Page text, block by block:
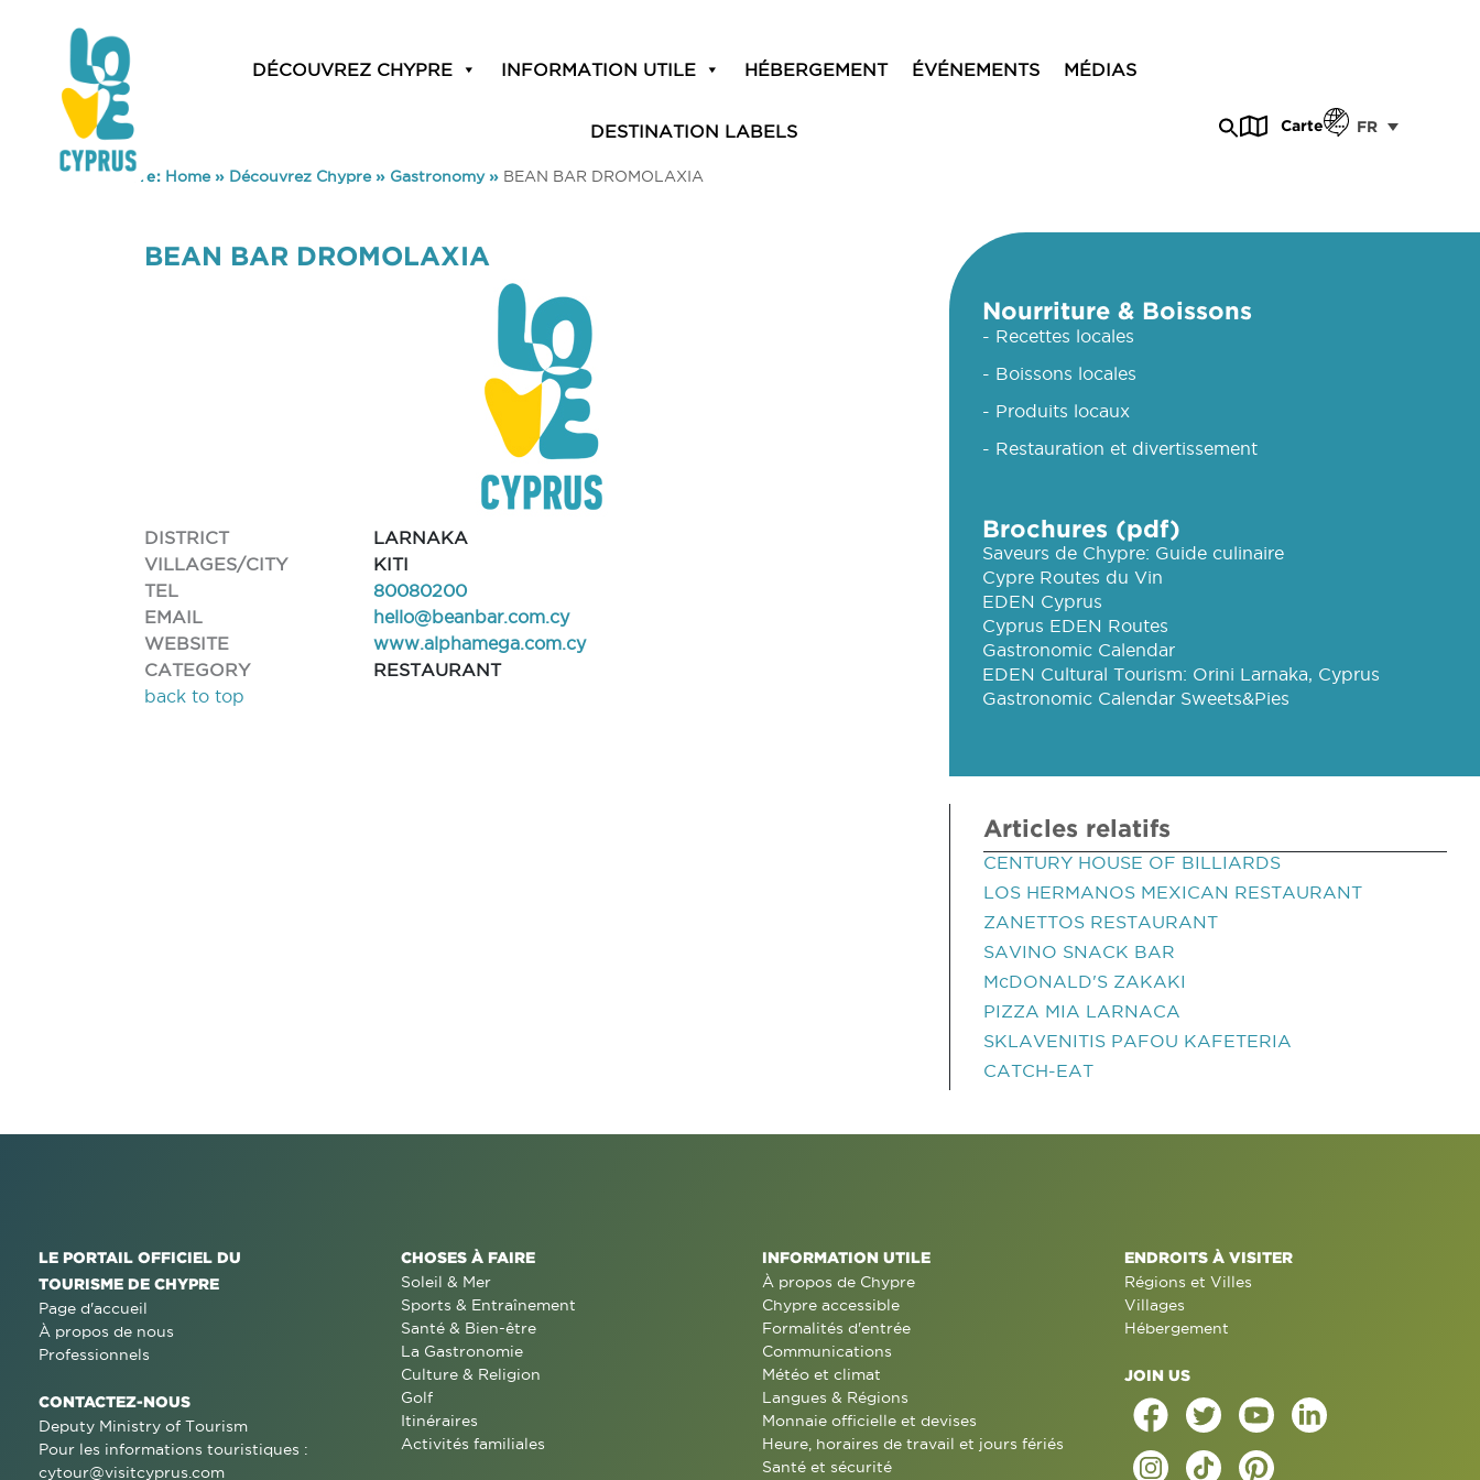
DÉCOUVREZ CHYPRE INFORMATION UTILE HÉBERGEMENT ÉVÉNEMENTS MÉDIAS
DESTINATION LABELS Carte FR
You are here: Home» Découvrez Chypre» Gastronomy» BEAN BAR DROMOLAXIA
BEAN BAR DROMOLAXIA
DISTRICT
LARNAKA
VILLAGES/CITY
KITI
TEL
80080200
EMAIL
hello@beanbar.com.cy
WEBSITE
www.alphamega.com.cy
CATEGORY
RESTAURANT
back to top
Nourriture & Boissons
- Recettes locales
- Boissons locales
- Produits locaux
- Restauration et divertissement
Brochures (pdf)
Saveurs de Chypre: Guide culinaire
Cypre Routes du Vin
EDEN Cyprus
Cyprus EDEN Routes
Gastronomic Calendar
EDEN Cultural Tourism: Orini Larnaka, Cyprus
Gastronomic Calendar Sweets&Pies
Articles relatifs
CENTURY HOUSE OF BILLIARDS
LOS HERMANOS MEXICAN RESTAURANT
ZANETTOS RESTAURANT
SAVINO SNACK BAR
McDONALD'S ZAKAKI
PIZZA MIA LARNACA
SKLAVENITIS PAFOU KAFETERIA
CATCH-EAT
LE PORTAIL OFFICIEL DU
TOURISME DE CHYPRE
Page d'accueil
À propos de nous
Professionnels
CONTACTEZ-NOUS
Deputy Ministry of Tourism
Pour les informations touristiques :
cytour@visitcyprus.com
CHOSES À FAIRE
Soleil & Mer
Sports & Entraînement
Santé & Bien-être
La Gastronomie
Culture & Religion
Golf
Itinéraires
Activités familiales
INFORMATION UTILE
À propos de Chypre
Chypre accessible
Formalités d'entrée
Communications
Météo et climat
Langues & Régions
Monnaie officielle et devises
Heure, horaires de travail et jours fériés
Santé et sécurité
ENDROITS À VISITER
Régions et Villes
Villages
Hébergement
JOIN US